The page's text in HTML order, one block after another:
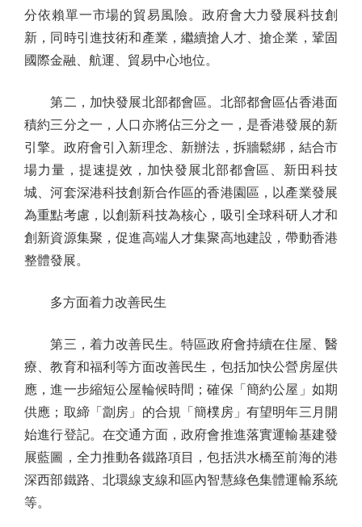
分依賴單一市場的貿易風險。政府會大力發展科技創
新，同時引進技術和產業，繼續搶人才、搶企業，鞏固
國際金融、航運、貿易中心地位。
第二，加快發展北部都會區。北部都會區佔香港面
積約三分之一，人口亦將佔三分之一，是香港發展的新
引擎。政府會引入新理念、新辦法，拆牆鬆綁，結合市
場力量，提速提效，加快發展北部都會區、新田科技
城、河套深港科技創新合作區的香港園區，以產業發展
為重點考慮，以創新科技為核心，吸引全球科研人才和
創新資源集聚，促進高端人才集聚高地建設，帶動香港
整體發展。
多方面着力改善民生
第三，着力改善民生。特區政府會持續在住屋、醫
療、教育和福利等方面改善民生，包括加快公營房屋供
應，進一步縮短公屋輪候時間；確保「簡約公屋」如期
供應；取締「劏房」的合規「簡樸房」有望明年三月開
始進行登記。在交通方面，政府會推進落實運輸基建發
展藍圖，全力推動各鐵路項目，包括洪水橋至前海的港
深西部鐵路、北環線支線和區內智慧綠色集體運輸系統
等。